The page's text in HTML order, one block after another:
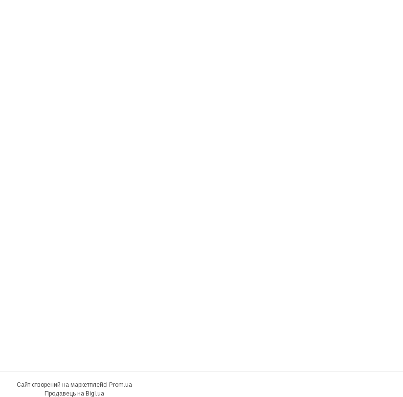
Сайт створений на маркетплейсі Prom.ua
Продавець на Bigl.ua